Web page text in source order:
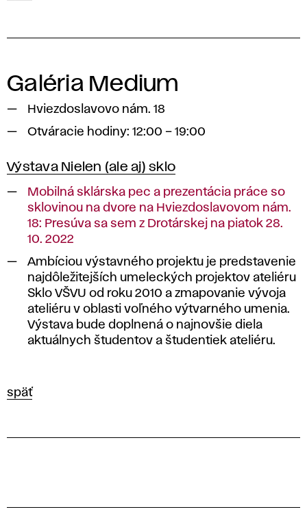
Galéria Medium
Hviezdoslavovo nám. 18
Otváracie hodiny: 12:00 – 19:00
Výstava Nielen (ale aj) sklo
Mobilná sklárska pec a prezentácia práce so
sklovinou na dvore na Hviezdoslavovom nám.
18: Presúva sa sem z Drotárskej na piatok 28.
10. 2022
Ambíciou výstavného projektu je predstavenie
najdôležitejších umeleckých projektov ateliéru
Sklo VŠVU od roku 2010 a zmapovanie vývoja
ateliéru v oblasti voľného výtvarného umenia.
Výstava bude doplnená o najnovšie diela
aktuálnych študentov a študentiek ateliéru.
späť